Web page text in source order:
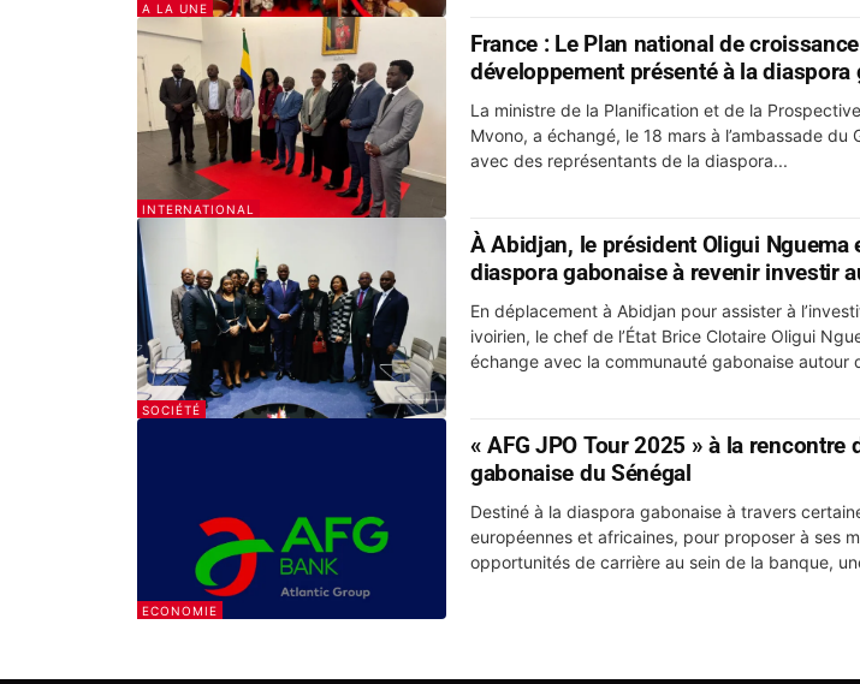
A LA UNE
INTERNATIONAL
France : Le Plan national de
développement présenté à la diaspora
La ministre de la Planification et de la
Mvono, a échangé, le 18 mars à l’ambassade du
avec des représentants de la diaspora...
SOCIÉTÉ
À Abidjan, le président Oligui Nguema
diaspora gabonaise à revenir investir
En déplacement à Abidjan pour assister à
ivoirien, le chef de l’État Brice Clotaire Oligui
échange avec la communauté gabonaise autour
ECONOMIE
« AFG JPO Tour 2025 » à la rencontre
gabonaise du Sénégal
Destiné à la diaspora gabonaise à travers
européennes et africaines, pour proposer à ses
opportunités de carrière au sein de la banque,